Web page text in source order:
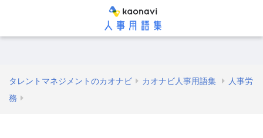
タレントマネジメントのカオナビ カオナビ人事用語集
人事労
務